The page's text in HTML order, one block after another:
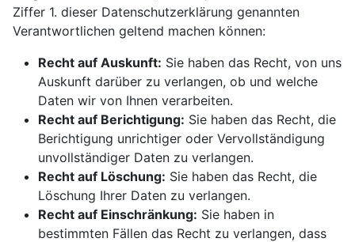
Ziffer 1. dieser Datenschutzerklärung genannten
Verantwortlichen geltend machen können:
Recht auf Auskunft: Sie haben das Recht, von uns
Auskunft darüber zu verlangen, ob und welche
Daten wir von Ihnen verarbeiten.
Recht auf Berichtigung: Sie haben das Recht, die
Berichtigung unrichtiger oder Vervollständigung
unvollständiger Daten zu verlangen.
Recht auf Löschung: Sie haben das Recht, die
Löschung Ihrer Daten zu verlangen.
Recht auf Einschränkung: Sie haben in
bestimmten Fällen das Recht zu verlangen, dass